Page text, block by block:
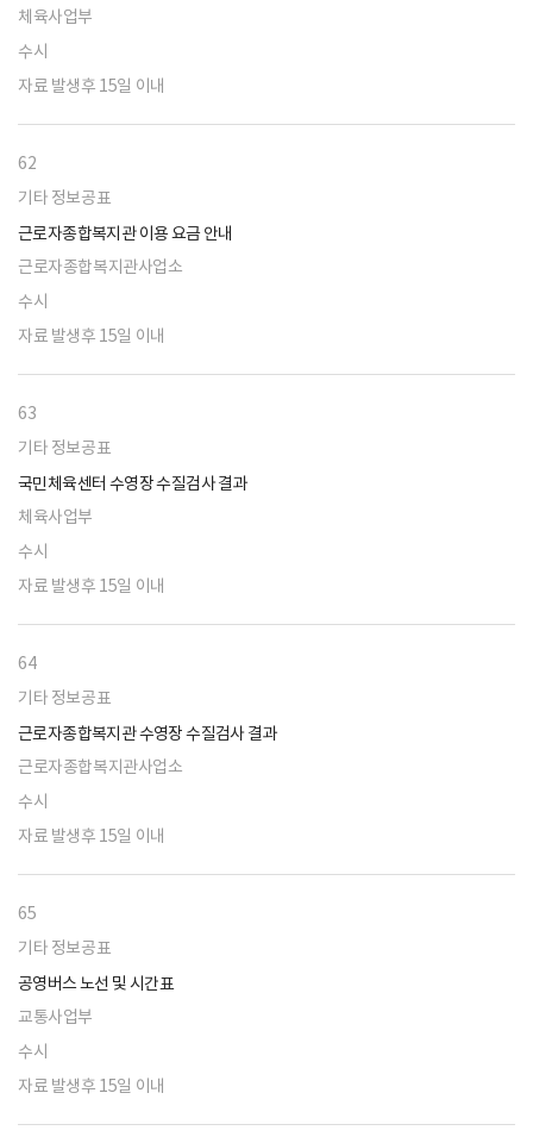
체육사업부
수시
자료 발생후 15일 이내
62
기타 정보공표
근로자종합복지관 이용 요금 안내
근로자종합복지관사업소
수시
자료 발생후 15일 이내
63
기타 정보공표
국민체육센터 수영장 수질검사 결과
체육사업부
수시
자료 발생후 15일 이내
64
기타 정보공표
근로자종합복지관 수영장 수질검사 결과
근로자종합복지관사업소
수시
자료 발생후 15일 이내
65
기타 정보공표
공영버스 노선 및 시간표
교통사업부
수시
자료 발생후 15일 이내